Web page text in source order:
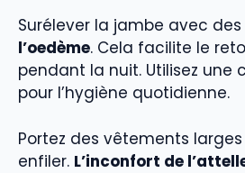
Surélever la jambe avec des
l’oedème. Cela facilite le
pendant la nuit. Utilisez une
pour l’hygiène quotidienne.
Portez des vêtements
enfiler. L’inconfort de